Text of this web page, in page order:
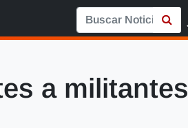
a militantes